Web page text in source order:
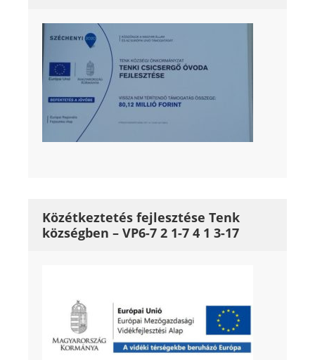
Közétkeztetés fejlesztése Tenk
községben – VP6-7 2 1-7 4 1 3-17